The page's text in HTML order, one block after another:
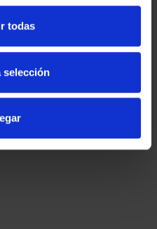
todas
selección
PROVINCIA 4
registrados